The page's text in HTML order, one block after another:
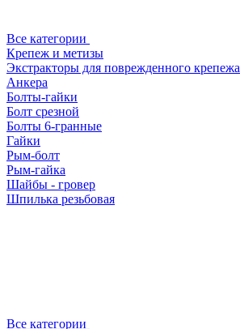
Все категории
Крепеж и метизы
Экстракторы для поврежденного крепежа
Анкера
Болты-гайки
Болт срезной
Болты 6-гранные
Гайки
Рым-болт
Рым-гайка
Шайбы - гровер
Шпилька резьбовая
Все категории